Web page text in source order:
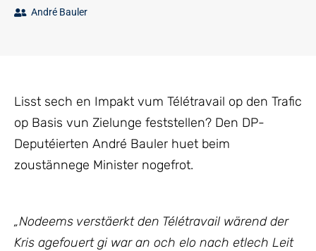
André Bauler
Lisst sech en Impakt vum Télétravail op den Trafic
op Basis vun Zielunge feststellen? Den DP-
Deputéierten André Bauler huet beim
zoustännege Minister nogefrot.
„Nodeems verstäerkt den Télétravail wärend der
Kris agefouert gi war an och elo nach etlech Leit